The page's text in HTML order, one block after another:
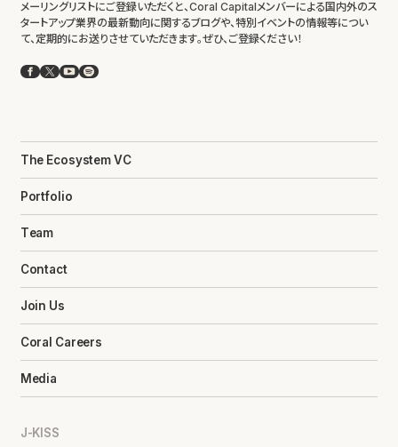
メーリングリストにご登録いただくと、Coral Capitalメンバーによる国内外のス
タートアップ業界の最新動向に関するブログや、特別イベントの情報等につい
て、定期的にお送りさせていただきます。ぜひ、ご登録ください！
Facebook
X YouTube
Spotify
The Ecosystem VC
Portfolio
Team
Contact
Join Us
Coral Careers
Media
J-KISS